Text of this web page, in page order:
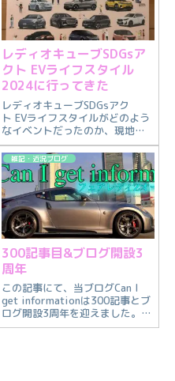
レディオキューブSDGsア
クト EVライフスタイル
2024に行ってきた
レディオキューブSDGsアク
ト EVライフスタイルがどのよう
なイベントだったのか、現地の
様子をシェアしたいと思いま
す。雑記・近況ブログ
300記事目&ブログ開設3
周年
この記事にて、当ブログCan I
get informationは300記事とブ
ログ開設3周年を迎えました。こ
れまで当ブログの記事をご愛読